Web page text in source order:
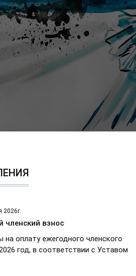
2026г.
членский взнос
оплату ежегодного членского
год, в соответствии с Уставом